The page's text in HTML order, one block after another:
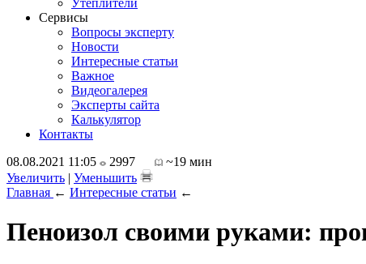
Утеплители
Сервисы
Вопросы эксперту
Новости
Интересные статьи
Важное
Видеогалерея
Эксперты сайта
Калькулятор
Контакты
08.08.2021 11:05
2997
~19 мин
Увеличить | Уменьшить
Главная ← Интересные статьи ←
Пеноизол своими руками: